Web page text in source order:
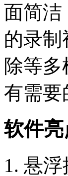
面简洁
的录
除等
有需要
软件亮
1. 悬